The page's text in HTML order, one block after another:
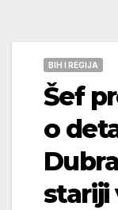
BIH I REGIJA
Šef
o
stariji